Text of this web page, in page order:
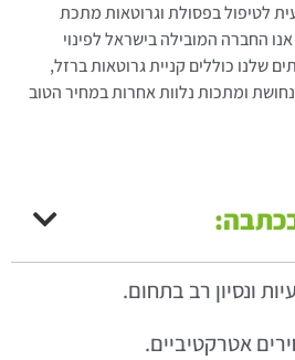
לטיפול בפסולת וגרוטאות מתכת
החברה המובילה בישראל לפינוי
שלנו כוללים קניית גרוטאות ברזל,
נחושת ומתכות נלוות אחרות במחיר הטוב
ונסיון רב בתחום.
אטרקטיביים.